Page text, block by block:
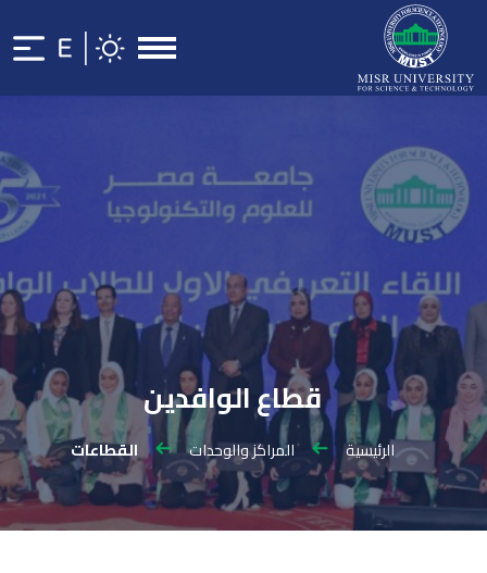
قطاع الوافدين
الرئيسية المراكز والوحدات القطاعات